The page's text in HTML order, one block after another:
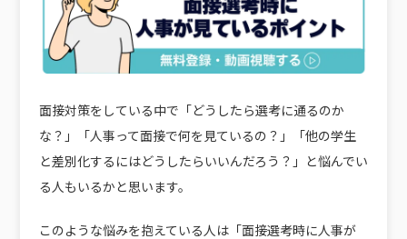
面接対策をしている中で「どうしたら選考に通るのか
な？」「人事って面接で何を見ているの？」「他の学生
と差別化するにはどうしたらいいんだろう？」と悩んでい
る人もいるかと思います。
このような悩みを抱えている人は「面接選考時に人事が